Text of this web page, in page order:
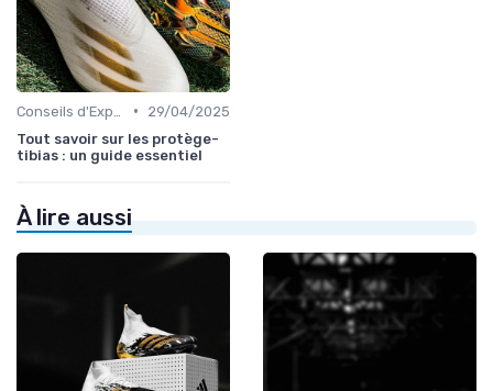
•
29/04/2025
Tout savoir sur les protège-
tibias : un guide essentiel
À lire aussi